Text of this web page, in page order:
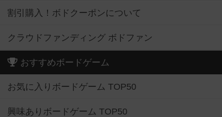
割引購入！ボドクーポンについて
クラウドファンディング ボドファン
おすすめボードゲーム
お気に入りボードゲーム TOP50
興味ありボードゲーム TOP50